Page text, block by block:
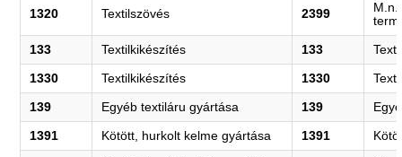
1320 Textilszövés 2399
133 Textilkikészítés 133
1330 Textilkikészítés 1330
139 Egyéb textiláru gyártása 139
1391 Kötött, hurkolt kelme gyártása 1391